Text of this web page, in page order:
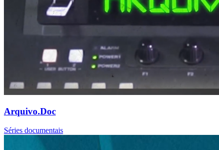
Arquivo.Doc
Séries documentais